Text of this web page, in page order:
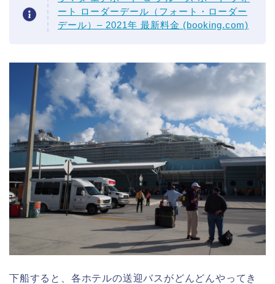
ート ローダーデール（フォート・ローダー
デール）– 2021年 最新料金 (booking.com)
下船すると、各ホテルの送迎バスがどんどんやってき